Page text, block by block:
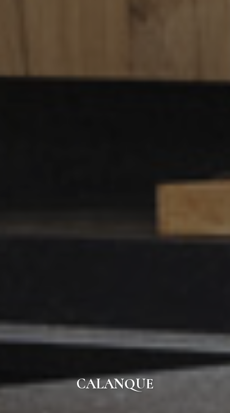
CALANQUE